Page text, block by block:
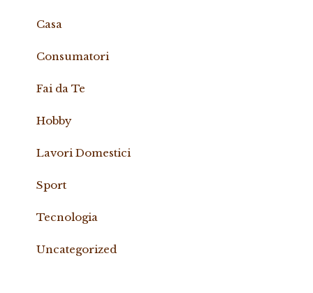
Casa
Consumatori
Fai da Te
Hobby
Lavori Domestici
Sport
Tecnologia
Uncategorized